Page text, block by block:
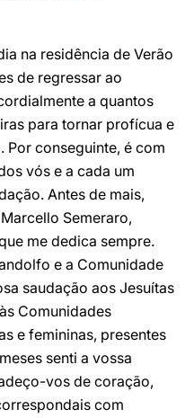
na residência de Verão
de regressar ao
a quantos
para tornar profícua e
Por conseguinte, é com
vós e a cada um
Antes de mais,
Semeraro,
me dedica sempre.
e a Comunidade
saudação aos Jesuítas
Comunidades
e femininas, presentes
senti a vossa
vos de coração,
com